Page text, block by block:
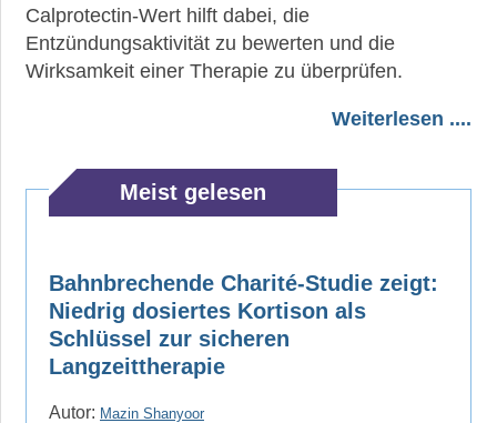
Calprotectin-Wert hilft dabei, die
Entzündungsaktivität zu bewerten und die
Wirksamkeit einer Therapie zu überprüfen.
Weiterlesen ....
Meist gelesen
Bahnbrechende Charité-Studie zeigt:
Niedrig dosiertes Kortison als
Schlüssel zur sicheren
Langzeittherapie
Autor: Mazin Shanyoor